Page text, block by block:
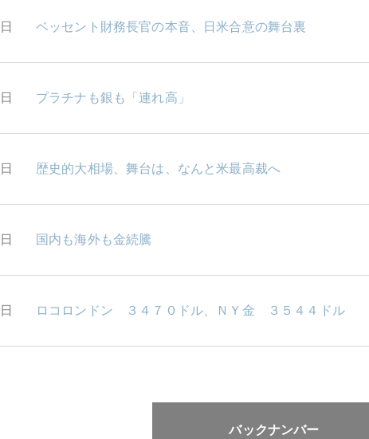
ベッセント財務長官の本音、日米合意の舞台裏
プラチナも銀も「連れ高」
歴史的大相場、舞台は、なんと米最高裁へ
国内も海外も金続騰
ロコロンドン ３４７０ドル、ＮＹ金 ３５４４ドル
バックナンバー